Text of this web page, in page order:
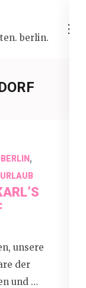
berlin.
,
URLAUB
unsere
der
und …